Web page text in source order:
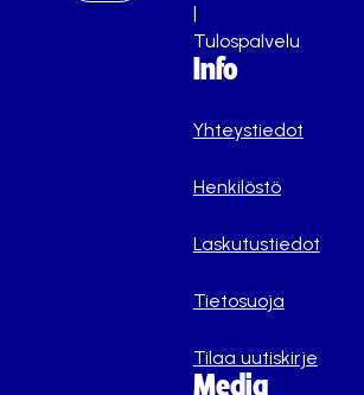
|
Tulospalvelu
Info
Yhteystiedot
Henkilöstö
Laskutustiedot
Tietosuoja
Tilaa uutiskirje
Media